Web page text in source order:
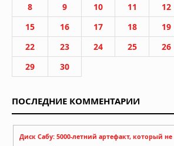
8
9 10 11 12
15
16 17 18 19
22
23 24 25 26
29
30
ПОСЛЕДНИЕ КОММЕНТАРИИ
Диск Сабу: 5000-летний артефакт, который